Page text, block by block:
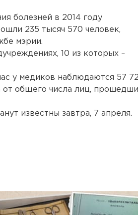
болезней в 2014 году
235 тысяч 570 человек,
мэрии.
10 из которых –
у медиков наблюдаются 57
от общего числа лиц,
известны завтра, 7 апреля.